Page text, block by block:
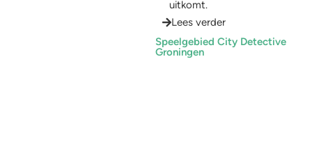
uitkomt.
Lees verder
Speelgebied City Detective
Groningen